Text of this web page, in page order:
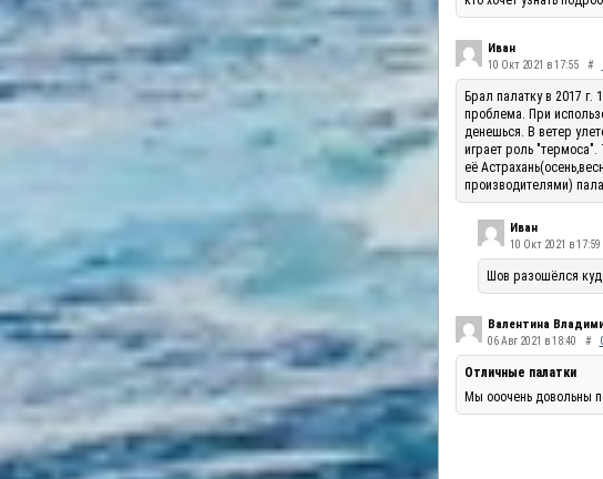
Иван
10 Окт 2021 в 17:55 #
Брал палатку в 2017
проблема. При
денешься. В ветер
играет роль
её
производителями)
Иван
10 Окт 2021 в 17:59
Шов разошёлся
Валентина
06 Авг 2021 в 18:40 #
Отличные палатки
Мы ооочень довольны